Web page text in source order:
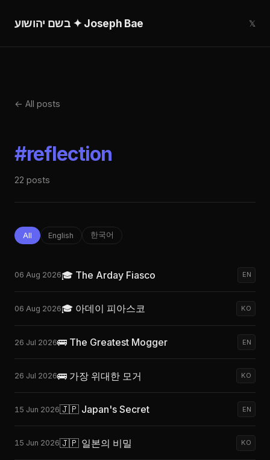
בשם יהושוע ✦ Joseph Bae 𝕏
← All posts
#reflection
22 posts
All English 한국어
06 Aug 2026🎓 The Arday Fiasco EN
06 Aug 2026🎓 아데이 피아스코 KO
26 Jul 2026🚌 The Greatest Mogger EN
26 Jul 2026🚌 가장 위대한 모거 KO
15 Jun 2026🇯🇵 Japan's Secret EN
15 Jun 2026🇯🇵 일본의 비밀 KO